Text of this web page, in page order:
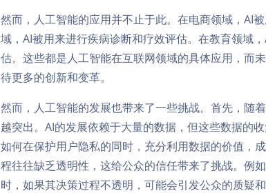
然而，人工智能的应用并不止于此。在电商领域，AI
域，AI被用来进行疾病诊断和疗效评估。在教育领域
估。这些都是人工智能在互联网领域的具体应用，而
待更多的创新和变革。
然而，人工智能的发展也带来了一些挑战。首先，随
越突出。AI的发展依赖于大量的数据，但这些数据的
如何在保护用户隐私的同时，充分利用数据的价值，
程往往缺乏透明性，这给公众的信任带来了挑战。例
时，如果其决策过程不透明，可能会引发公众的质疑和